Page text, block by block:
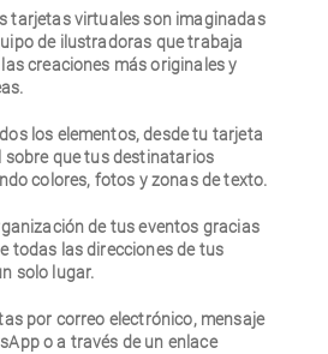
tarjetas virtuales son imaginadas
de ilustradoras que trabaja
creaciones más originales y
los elementos, desde tu tarjeta
sobre que tus destinatarios
colores, fotos y zonas de texto.
de tus eventos gracias
todas las direcciones de tus
solo lugar.
por correo electrónico, mensaje
o a través de un enlace